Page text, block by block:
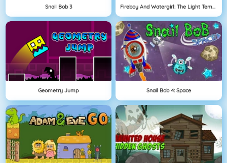
Snail Bob 3 Fireboy And Watergirl: The Light Temple
Geometry Jump Snail Bob 4: Space